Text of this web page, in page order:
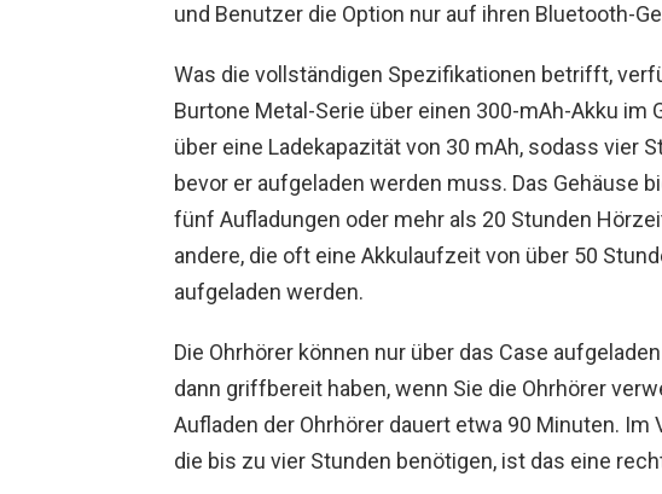
und Benutzer die Option nur auf ihren Bluetooth-
Was die vollständigen Spezifikationen betrifft,
Burtone Metal-Serie über einen 300-mAh-Akku im
über eine Ladekapazität von 30 mAh, sodass vier
bevor er aufgeladen werden muss. Das Gehäuse
fünf Aufladungen oder mehr als 20 Stunden
andere, die oft eine Akkulaufzeit von über 50
aufgeladen werden.
Die Ohrhörer können nur über das Case
dann griffbereit haben, wenn Sie die Ohrhörer
Aufladen der Ohrhörer dauert etwa 90 Minuten. Im
die bis zu vier Stunden benötigen, ist das eine